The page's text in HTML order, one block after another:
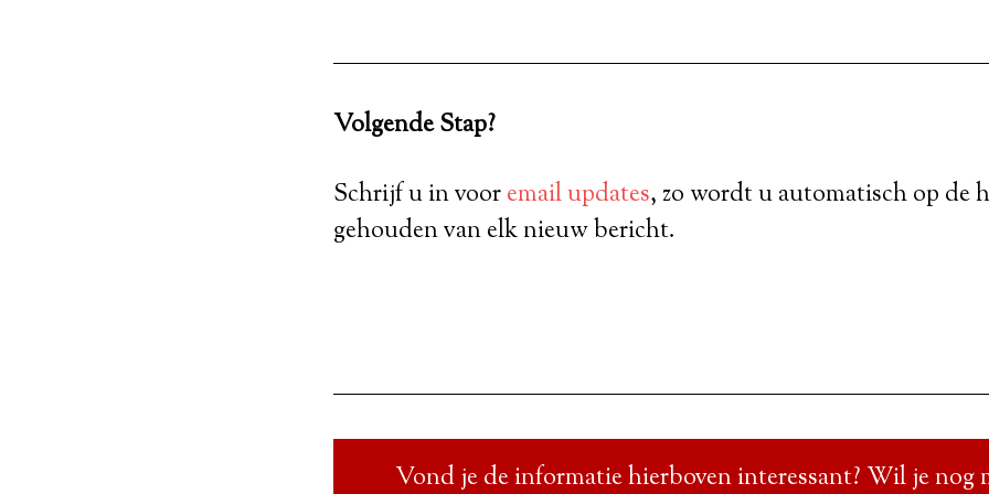
Volgende Stap?
Schrijf u in vooremail updates, zo wordt u automatisch op de
gehouden van elk nieuw bericht.
Vond je de informatie hierboven interessant? Wil je nog